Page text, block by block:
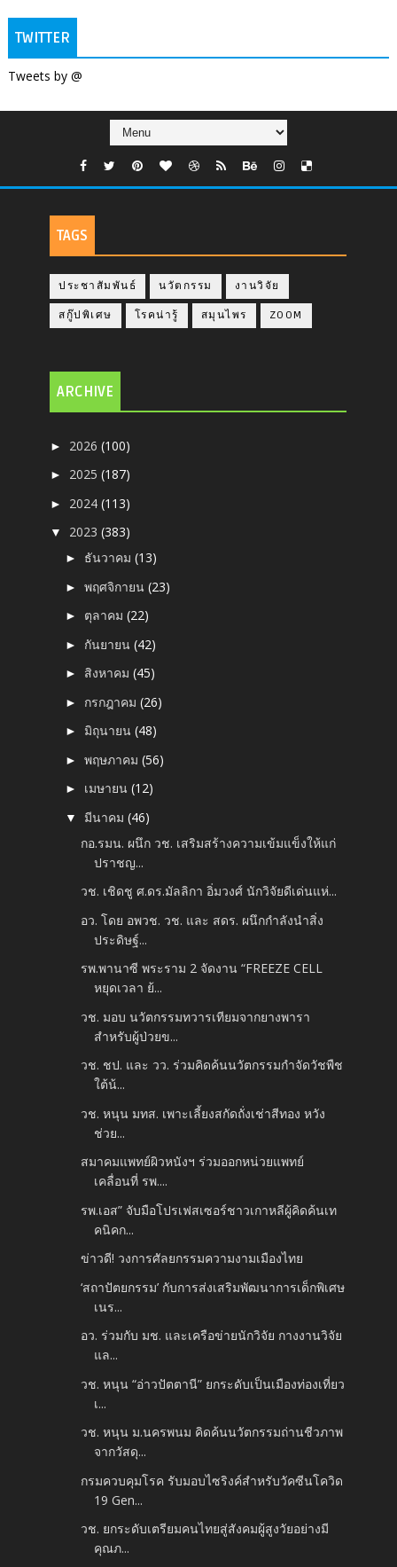
TWITTER
Tweets by @
TAGS
ประชาสัมพันธ์ นวัตกรรม งานวิจัย
สกู๊ปพิเศษ โรคน่ารู้ สมุนไพร ZOOM
ARCHIVE
► 2026(100)
► 2025(187)
► 2024(113)
▼ 2023(383)
► ธันวาคม(13)
►พฤศจิกายน(23)
► ตุลาคม(22)
► กันยายน(42)
► สิงหาคม(45)
► กรกฎาคม(26)
► มิถุนายน(48)
►พฤษภาคม(56)
► เมษายน(12)
▼ มีนาคม(46)
กอ.รมน. ผนึก วช. เสริมสร้างความเข้มแข็งให้แก่
ปราชญ...
วช. เชิดชู ศ.ดร.มัลลิกา อิ่มวงศ์ นักวิจัยดีเด่นแห่...
อว. โดย อพวช. วช. และ สดร. ผนึกกำลังนำสิ่ง
ประดิษฐ์...
รพ.พานาซี พระราม 2 จัดงาน “FREEZE CELL
หยุดเวลา ย้...
วช. มอบ นวัตกรรมทวารเทียมจากยางพารา
สำหรับผู้ป่วยข...
วช. ชป. และ วว. ร่วมคิดค้นนวัตกรรมกำจัดวัชพืช
ใต้น้...
วช. หนุน มทส. เพาะเลี้ยงสกัดถั่งเช่าสีทอง หวัง
ช่วย...
สมาคมแพทย์ผิวหนังฯ ร่วมออกหน่วยแพทย์
เคลื่อนที่ รพ....
รพ.เอส” จับมือโปรเฟสเซอร์ชาวเกาหลีผู้คิดค้นเท
คนิคก...
ข่าวดี! วงการศัลยกรรมความงามเมืองไทย
‘สถาปัตยกรรม’ กับการส่งเสริมพัฒนาการเด็กพิเศษ
เนร...
อว. ร่วมกับ มช. และเครือข่ายนักวิจัย กางงานวิจัย
แล...
วช. หนุน “อ่าวปัตตานี” ยกระดับเป็นเมืองท่องเที่ยว
เ...
วช. หนุน ม.นครพนม คิดค้นนวัตกรรมถ่านชีวภาพ
จากวัสดุ...
กรมควบคุมโรค รับมอบไซริงค์สำหรับวัคซีนโควิด
19 Gen...
วช. ยกระดับเตรียมคนไทยสู่สังคมผู้สูงวัยอย่างมี
คุณภ...